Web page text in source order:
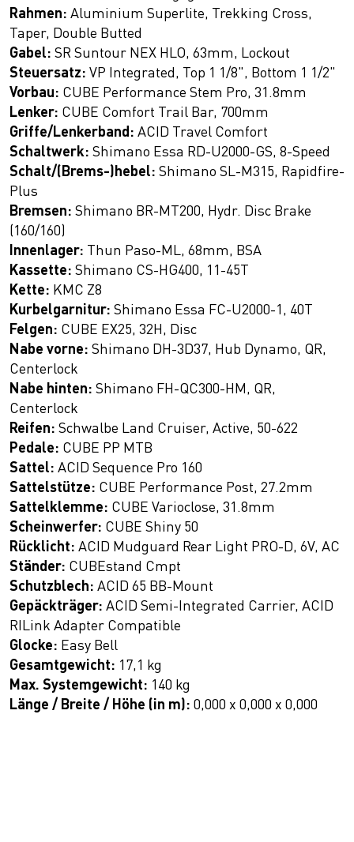
Rahmen: Aluminium Superlite, Trekking Cross,
Taper, Double Butted
Gabel: SR Suntour NEX HLO, 63mm, Lockout
Steuersatz: VP Integrated, Top 1 1/8", Bottom 1 1/2"
Vorbau: CUBE Performance Stem Pro, 31.8mm
Lenker: CUBE Comfort Trail Bar, 700mm
Griffe/Lenkerband: ACID Travel Comfort
Schaltwerk: Shimano Essa RD-U2000-GS, 8-Speed
Schalt/(Brems-)hebel: Shimano SL-M315, Rapidfire-
Plus
Bremsen: Shimano BR-MT200, Hydr. Disc Brake
(160/160)
Innenlager: Thun Paso-ML, 68mm, BSA
Kassette: Shimano CS-HG400, 11-45T
Kette: KMC Z8
Kurbelgarnitur: Shimano Essa FC-U2000-1, 40T
Felgen: CUBE EX25, 32H, Disc
Nabe vorne: Shimano DH-3D37, Hub Dynamo, QR,
Centerlock
Nabe hinten: Shimano FH-QC300-HM, QR,
Centerlock
Reifen: Schwalbe Land Cruiser, Active, 50-622
Pedale: CUBE PP MTB
Sattel: ACID Sequence Pro 160
Sattelstütze: CUBE Performance Post, 27.2mm
Sattelklemme: CUBE Varioclose, 31.8mm
Scheinwerfer: CUBE Shiny 50
Rücklicht: ACID Mudguard Rear Light PRO-D, 6V, AC
Ständer: CUBEstand Cmpt
Schutzblech: ACID 65 BB-Mount
Gepäckträger: ACID Semi-Integrated Carrier, ACID
RILink Adapter Compatible
Glocke: Easy Bell
Gesamtgewicht: 17,1 kg
Max. Systemgewicht: 140 kg
Länge / Breite / Höhe (in m): 0,000 x 0,000 x 0,000